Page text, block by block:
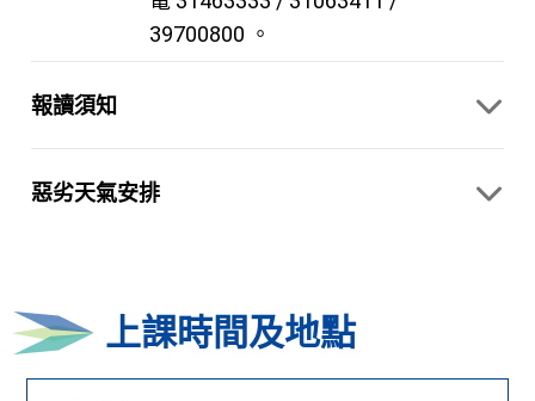
39700800 。
報讀須知
惡劣天氣安排
上課時間及地點